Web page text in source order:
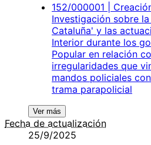
152/000001 |
Investigación sobre
Cataluña' y las
Interior durante los
Popular en relación
irregularidades que
mandos policiales
trama parapolicial
Ver más
Fecha de actualización
25/9/2025